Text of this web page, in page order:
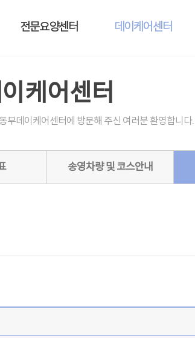
전문요양센터 데이케어센터
케어센터
부데이케어센터에 방문해 주신 여러분 환영합니다.
송영차량 및 코스안내